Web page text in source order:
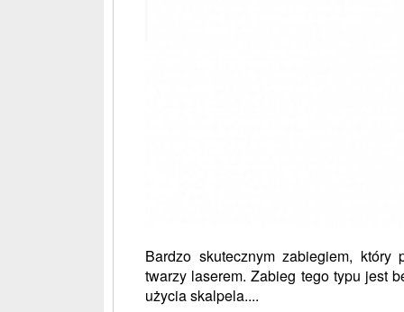
Bardzo skutecznym zabiegiem, który
twarzy laserem. Zabieg tego typu jest
użycia skalpela....